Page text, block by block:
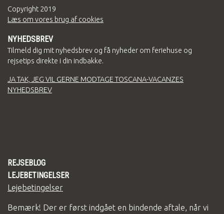
Copyright 2019
Læs om vores brug af cookies
NYHEDSBREV
Tilmeld dig mit nyhedsbrev og få nyheder om feriehuse og
rejsetips direkte i din indbakke.
JA TAK, JEG VIL GERNE MODTAGE TOSCANA-VACANZES
NYHEDSBREV
REJSEBLOG
LEJEBETINGELSER
Lejebetingelser
Bemærk! Der er først indgået en bindende aftale, når vi